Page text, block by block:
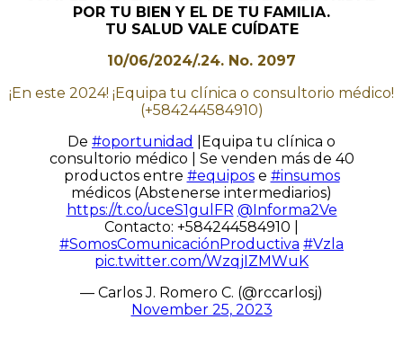
POR TU BIEN Y EL DE TU FAMILIA.
TU SALUD VALE CUÍDATE
10/06/2024/.24. No. 2097
¡En este 2024! ¡Equipa tu clínica o consultorio médico!
(+584244584910)
De #oportunidad
|Equipa tu clínica o
consultorio médico | Se venden más de 40
productos entre #equipose #insumos
médicos (Abstenerse intermediarios)
https://t.co/uceS1gulFR @Informa2Ve
Contacto: +584244584910 |
#SomosComunicaciónProductiva #Vzla
pic.twitter.com/WzqjIZMWuK
— Carlos J. Romero C. (@rccarlosj)
November 25, 2023